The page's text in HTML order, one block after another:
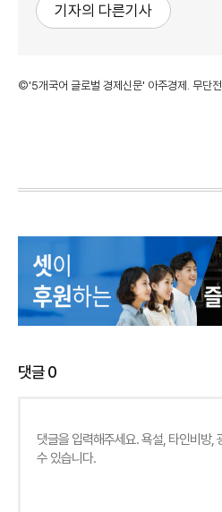
기자의 다른기사
©'5개국어 글로벌 경제신문' 아주경제. 무단전
댓글0